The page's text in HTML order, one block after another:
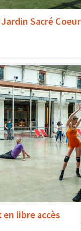
Sacré Coeur
en libre accès